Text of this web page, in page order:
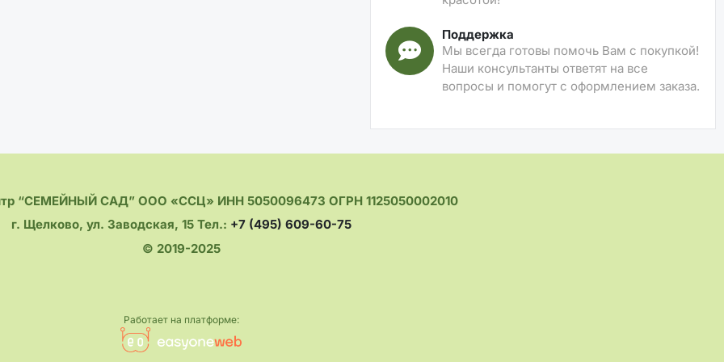
Поддержка
Мы всегда готовы помочь Вам с покупкой!
Наши консультанты ответят на все
вопросы и помогут с оформлением заказа.
“СЕМЕЙНЫЙ САД” ООО «ССЦ» ИНН 5050096473 ОГРН 1125050002010
г. Щелково, ул. Заводская, 15 Тел.: +7 (495) 609-60-75
© 2019-2025
Работает на платформе: